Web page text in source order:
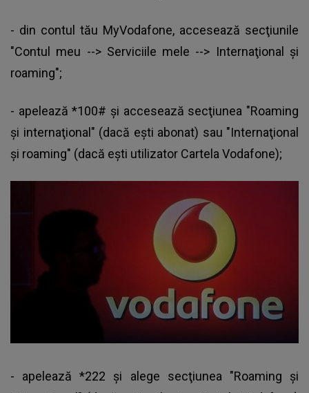
- din contul tău MyVodafone, accesează secţiunile
"Contul meu --> Serviciile mele --> Internaţional şi
roaming";
- apelează *100# şi accesează secţiunea "Roaming
şi internaţional" (dacă eşti abonat) sau "Internaţional
şi roaming" (dacă eşti utilizator Cartela Vodafone);
- apelează *222 şi alege secţiunea "Roaming şi